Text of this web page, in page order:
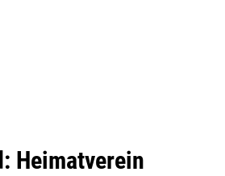
Heimatverein